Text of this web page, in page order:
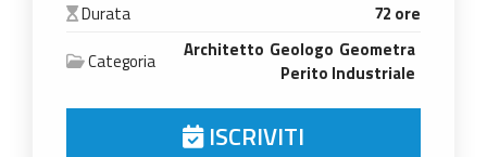
Durata
72 ore
Categoria
Architetto Geologo Geometra
Perito Industriale
ISCRIVITI